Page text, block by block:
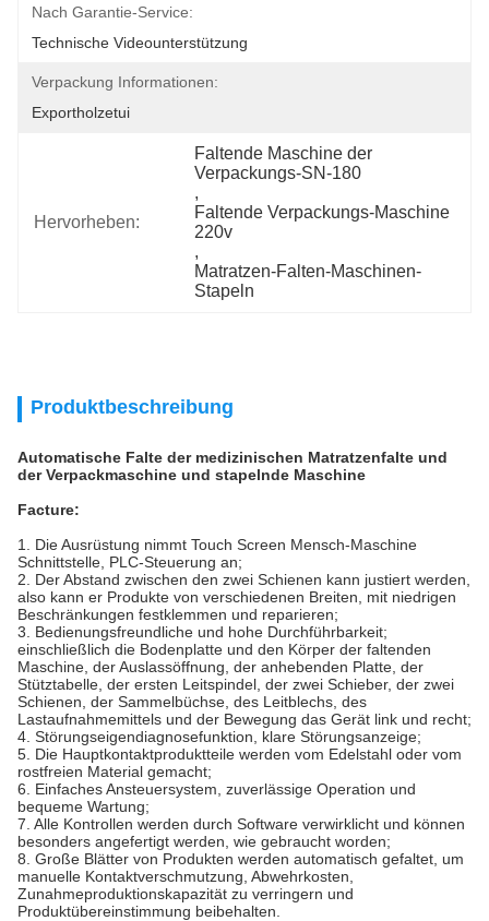
Nach Garantie-Service:
Technische Videounterstützung
Verpackung Informationen:
Exportholzetui
Hervorheben:
Faltende Maschine der
Verpackungs-SN-180
,
Faltende Verpackungs-Maschine
220v
,
Matratzen-Falten-Maschinen-
Stapeln
Produktbeschreibung
Automatische Falte der medizinischen Matratzenfalte und
der Verpackmaschine und stapelnde Maschine
Facture:
1. Die Ausrüstung nimmt Touch Screen Mensch-Maschine
Schnittstelle, PLC-Steuerung an;
2. Der Abstand zwischen den zwei Schienen kann justiert werden,
also kann er Produkte von verschiedenen Breiten, mit niedrigen
Beschränkungen festklemmen und reparieren;
3. Bedienungsfreundliche und hohe Durchführbarkeit;
einschließlich die Bodenplatte und den Körper der faltenden
Maschine, der Auslassöffnung, der anhebenden Platte, der
Stütztabelle, der ersten Leitspindel, der zwei Schieber, der zwei
Schienen, der Sammelbüchse, des Leitblechs, des
Lastaufnahmemittels und der Bewegung das Gerät link und recht;
4. Störungseigendiagnosefunktion, klare Störungsanzeige;
5. Die Hauptkontaktproduktteile werden vom Edelstahl oder vom
rostfreien Material gemacht;
6. Einfaches Ansteuersystem, zuverlässige Operation und
bequeme Wartung;
7. Alle Kontrollen werden durch Software verwirklicht und können
besonders angefertigt werden, wie gebraucht worden;
8. Große Blätter von Produkten werden automatisch gefaltet, um
manuelle Kontaktverschmutzung, Abwehrkosten,
Zunahmeproduktionskapazität zu verringern und
Produktübereinstimmung beibehalten.